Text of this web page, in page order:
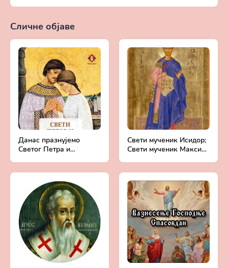
Сличне објаве
Данас празнујемо
Светог Петра и
Свети мученик Исидор;
Свети мученик Максим